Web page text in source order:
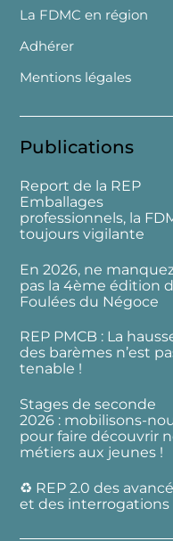
La FDMC en région
Adhérer
Mentions légales
Publications
Report de la REP
Emballages
professionnels, la
toujours vigilante
En 2026, ne
pas la 4ème édition
Foulées du Négoce
REP PMCB : La
des barèmes n’est
tenable !
Stages de seconde
2026 : mobilisons-
pour faire découvrir
métiers aux jeunes !
♻️ REP 2.0 des
et des interrogations